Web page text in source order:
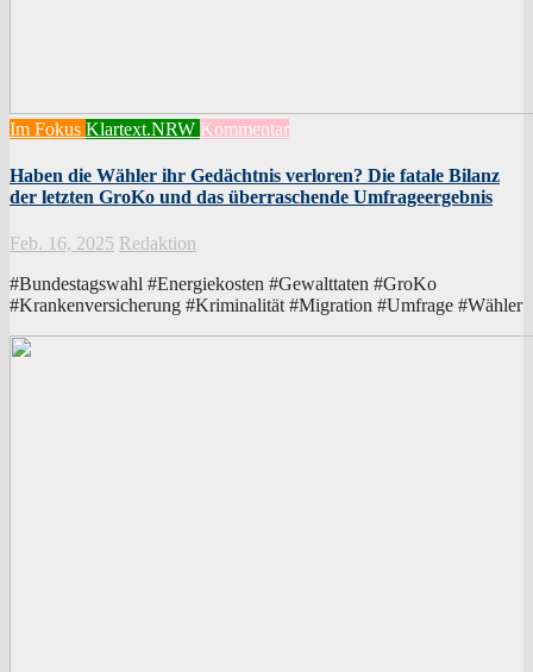
Im Fokus Klartext.NRW Kommentar
Haben die Wähler ihr Gedächtnis verloren? Die fatale Bilanz
der letzten GroKo und das überraschende Umfrageergebnis
Feb. 16, 2025 Redaktion
#Bundestagswahl #Energiekosten #Gewalttaten #GroKo
#Krankenversicherung #Kriminalität #Migration #Umfrage #Wähler